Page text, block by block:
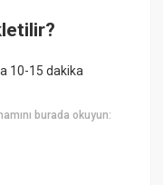
10-15 dakika
burada okuyun: